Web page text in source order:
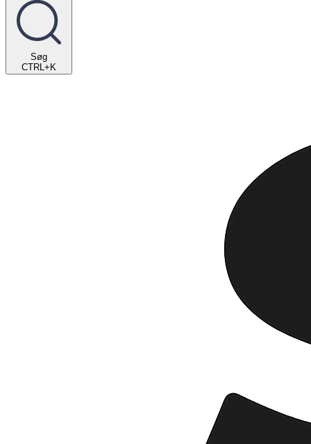
Søg
CTRL+K